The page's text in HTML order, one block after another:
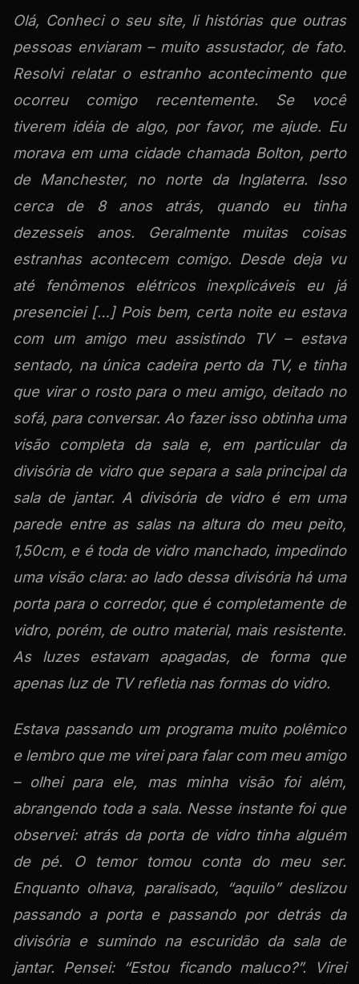
Olá, Conheci o seu site, li histórias que outras
pessoas enviaram – muito assustador, de fato.
Resolvi relatar o estranho acontecimento que
ocorreu comigo recentemente. Se você
tiverem idéia de algo, por favor, me ajude. Eu
morava em uma cidade chamada Bolton, perto
de Manchester, no norte da Inglaterra. Isso
cerca de 8 anos atrás, quando eu tinha
dezesseis anos. Geralmente muitas coisas
estranhas acontecem comigo. Desde deja vu
até fenômenos elétricos inexplicáveis eu já
presenciei […] Pois bem, certa noite eu estava
com um amigo meu assistindo TV – estava
sentado, na única cadeira perto da TV, e tinha
que virar o rosto para o meu amigo, deitado no
sofá, para conversar. Ao fazer isso obtinha uma
visão completa da sala e, em particular da
divisória de vidro que separa a sala principal da
sala de jantar. A divisória de vidro é em uma
parede entre as salas na altura do meu peito,
1,50cm, e é toda de vidro manchado, impedindo
uma visão clara: ao lado dessa divisória há uma
porta para o corredor, que é completamente de
vidro, porém, de outro material, mais resistente.
As luzes estavam apagadas, de forma que
apenas luz de TV refletia nas formas do vidro.
Estava passando um programa muito polêmico
e lembro que me virei para falar com meu amigo
– olhei para ele, mas minha visão foi além,
abrangendo toda a sala. Nesse instante foi que
observei: atrás da porta de vidro tinha alguém
de pé. O temor tomou conta do meu ser.
Enquanto olhava, paralisado, “aquilo” deslizou
passando a porta e passando por detrás da
divisória e sumindo na escuridão da sala de
jantar. Pensei: “Estou ficando maluco?”. Virei